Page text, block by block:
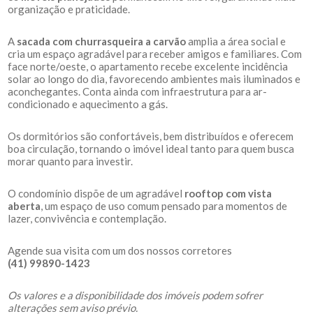
organização e praticidade.
A sacada com churrasqueira a carvãoamplia a área social e
cria um espaço agradável para receber amigos e familiares. Com
face norte/oeste, o apartamento recebe excelente incidência
solar ao longo do dia, favorecendo ambientes mais iluminados e
aconchegantes. Conta ainda com infraestrutura para ar-
condicionado e aquecimento a gás.
Os dormitórios são confortáveis, bem distribuídos e oferecem
boa circulação, tornando o imóvel ideal tanto para quem busca
morar quanto para investir.
O condomínio dispõe de um agradável rooftop com vista
aberta, um espaço de uso comum pensado para momentos de
lazer, convivência e contemplação.
Agende sua visita com um dos nossos corretores
(41) 99890-1423
Os valores e a disponibilidade dos imóveis podem sofrer
alterações sem aviso prévio.